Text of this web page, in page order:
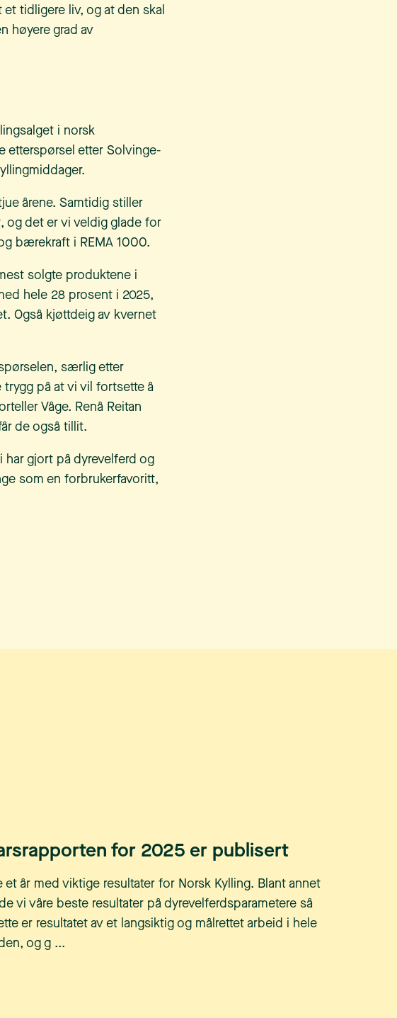
tidligere liv, og at den skal
høyere grad av
i norsk
etterspørsel etter Solvinge-
årene. Samtidig stiller
og det er vi veldig glade for
bærekraft i REMA 1000.
solgte produktene i
hele 28 prosent i 2025,
Også kjøttdeig av kvernet
særlig etter
på at vi vil fortsette å
Våge. Renå Reitan
de også tillit.
har gjort på dyrevelferd og
som en forbrukerfavoritt,
for 2025 er publisert
et år med viktige resultater for Norsk Kylling. Blant annet
vi våre beste resultater på dyrevelferdsparametere så
er resultatet av et langsiktig og målrettet arbeid i hele
og g ...